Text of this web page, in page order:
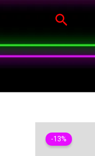
Buscar
-13%